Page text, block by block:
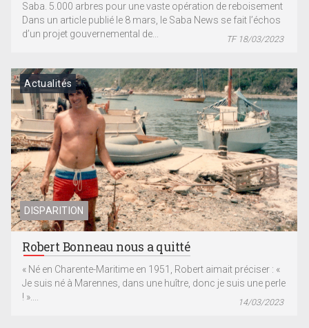
Saba. 5.000 arbres pour une vaste opération de reboisement
Dans un article publié le 8 mars, le Saba News se fait l’échos
d’un projet gouvernemental de...
TF 18/03/2023
DISPARITION
Actualités
Robert Bonneau nous a quitté
« Né en Charente-Maritime en 1951, Robert aimait préciser : «
Je suis né à Marennes, dans une huître, donc je suis une perle
! »....
14/03/2023